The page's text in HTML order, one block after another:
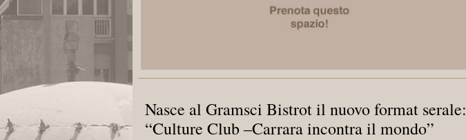
Nasce al Gramsci Bistrot il nuovo format serale:
“Culture Club –Carrara incontra il mondo”